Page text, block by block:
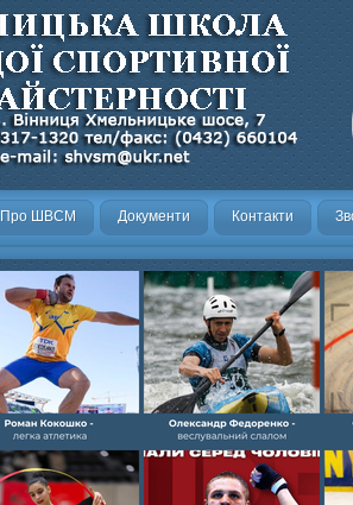
Про ШВСМ Документи Контакти